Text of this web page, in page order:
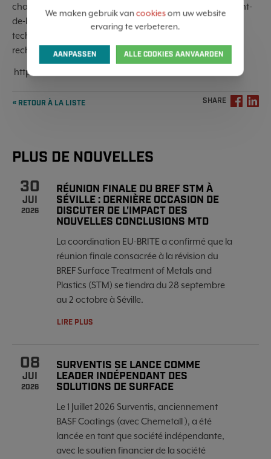
charge-de-la-recherche-et-des-technologies/departement-
de-la-recherche-et-du-developpement-
technologique/direction-des-programmes-de-
recherche/belcoo/belcoo-ex-bel-sme-appel-web.html
https://innoviris.brussels/fr/bel-coo
« RETOUR À LA LISTE SHARE
PLUS DE NOUVELLES
30
JUI
2026
RÉUNION FINALE DU BREF STM À
SÉVILLE : DERNIÈRE OCCASION DE
DISCUTER DE L'IMPACT DES
NOUVELLES CONCLUSIONS MTD
La coordination EU-BRITE a confirmé que la
réunion finale consacrée à la révision du
BREF Surface Treatment of Metals and
Plastics (STM) se tiendra du 28 septembre
au 2 octobre à Séville.
LIRE PLUS
08
JUI
2026
SURVENTIS SE LANCE COMME
LEADER INDÉPENDANT DES
SOLUTIONS DE SURFACE
Le 1 Juillet 2026 Surventis, anciennement
BASF Coatings (avec Chemetall ), a été
lancée en tant que société indépendante,
avec le soutien financier de la société
We maken gebruik vancookiesom uw website
ervaring te verbeteren.
AANPASSEN ALLE COOKIES AANVAARDEN